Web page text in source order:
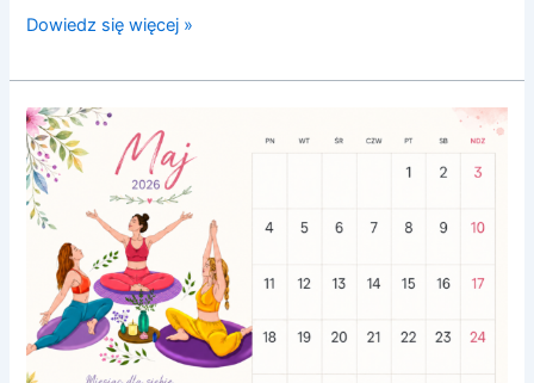
Dowiedz się więcej »
Maj
do
wydrukowania